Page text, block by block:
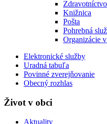
Zdravotníctvo
Knižnica
Pošta
Pohrebná
Organizácie
Elektronické služby
Uradná tabuľa
Povinné zverejňovanie
Obecný rozhlas
Život v obci
Aktuality